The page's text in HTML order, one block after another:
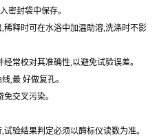
密封袋中保存。
稀释时可在水浴中加温助溶,洗涤时不影
常校对其准确性,以避免试验误差。
,最 好做复孔。
交叉污染。
验结果判定必须以酶标仪读数为准。